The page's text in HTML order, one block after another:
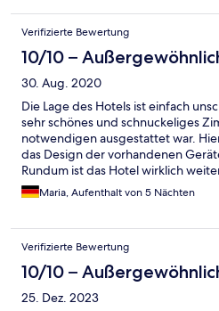
Verifizierte Bewertung
10/10 –
30. Aug. 2020
Die Lage des Hotels ist einfach
sehr schönes und schnuckeliges
notwendigen ausgestattet war.
das Design der vorhandenen
Rundum ist das Hotel wirklich
Maria, Aufenthalt von 5 Nächten
Verifizierte Bewertung
10/10 –
25. Dez. 2023